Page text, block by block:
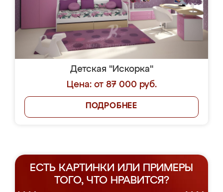
Детская "Искорка"
Цена: от 87 000 руб.
ПОДРОБНЕЕ
ЕСТЬ КАРТИНКИ ИЛИ ПРИМЕРЫ
ТОГО, ЧТО НРАВИТСЯ?